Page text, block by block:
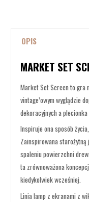
OPIS
MARKET SET
Market Set Screen to gra
vintage’owym wyglądzie
dekoracyjnych a
Inspiruje ona sposób
Zainspirowana starożytną
spaleniu powierzchni
ta zrównoważona
kiedykolwiek wcześniej.
Linia lamp z ekranami z